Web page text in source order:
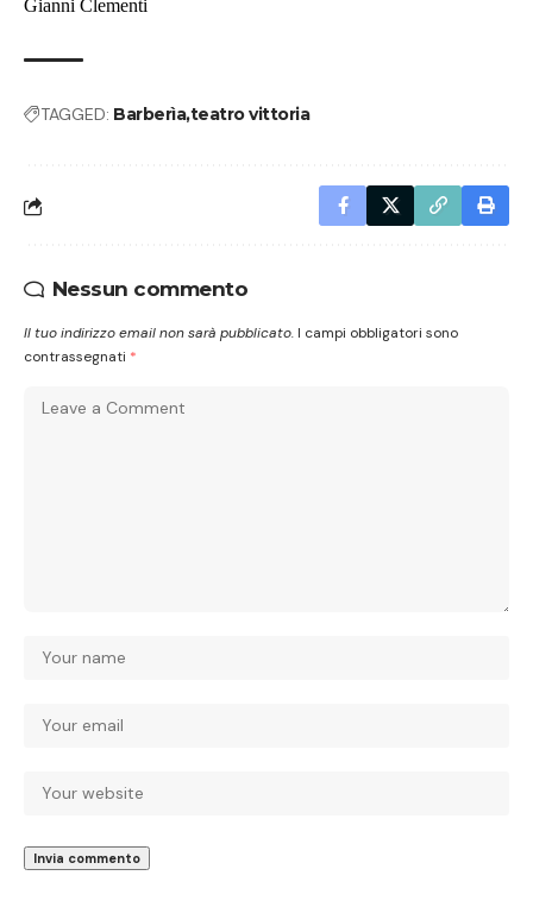
Gianni Clementi
TAGGED: Barberìateatro vittoria
Nessun commento
Il tuo indirizzo email non sarà pubblicato. I campi obbligatori sono
contrassegnati *